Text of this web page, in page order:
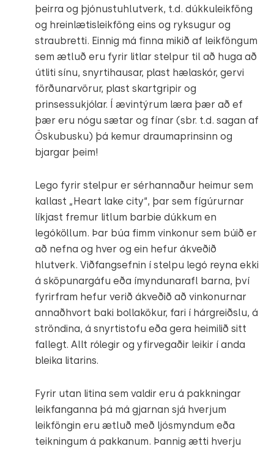
þeirra og þjónustuhlutverk, t.d. dúkkuleikföng
og hreinlætisleikföng eins og ryksugur og
straubretti. Einnig má finna mikið af leikföngum
sem ætluð eru fyrir litlar stelpur til að huga að
útliti sínu, snyrtihausar, plast hælaskór, gervi
förðunarvörur, plast skartgripir og
prinsessukjólar. Í ævintýrum læra þær að ef
þær eru nógu sætar og fínar (sbr. t.d. sagan af
Öskubusku) þá kemur draumaprinsinn og
bjargar þeim!
Lego fyrir stelpur er sérhannaður heimur sem
kallast „Heart lake city“, þar sem fígúrurnar
líkjast fremur litlum barbie dúkkum en
legóköllum. Þar búa fimm vinkonur sem búið er
að nefna og hver og ein hefur ákveðið
hlutverk. Viðfangsefnin í stelpu legó reyna ekki
á sköpunargáfu eða ímyndunarafl barna, því
fyrirfram hefur verið ákveðið að vinkonurnar
annaðhvort baki bollakökur, fari í hárgreiðslu, á
ströndina, á snyrtistofu eða gera heimilið sitt
fallegt. Allt rólegir og yfirvegaðir leikir í anda
bleika litarins.
Fyrir utan litina sem valdir eru á pakkningar
leikfanganna þá má gjarnan sjá hverjum
leikföngin eru ætluð með ljósmyndum eða
teikningum á pakkanum. Þannig ætti hverju